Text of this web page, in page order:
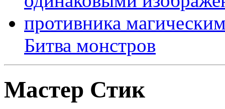
Битва монстров
Мастер Стик